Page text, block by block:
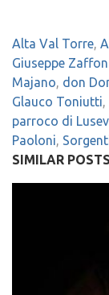
Alta Val Torre,
Giuseppe
Majano, don
Glauco Toniutti,
parroco di
Paoloni,
SIMILAR POSTS